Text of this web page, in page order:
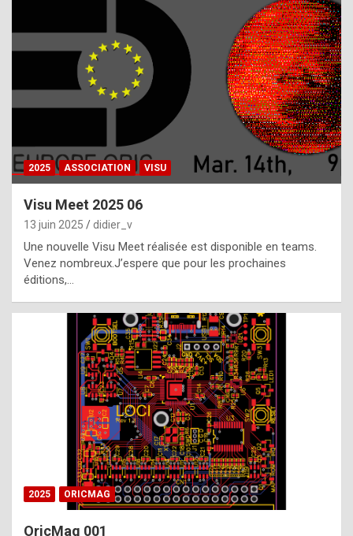
h
a
t
t
e
b
e
s
t
p
h
o
n
y
2025 ASSOCIATION VISU
Visu Meet 2025 06
13 juin 2025 didier_v
Une nouvelle Visu Meet réalisée est disponible en teams.
Venez nombreux.J’espere que pour les prochaines
éditions,…
2025 ORICMAG
OricMag 001